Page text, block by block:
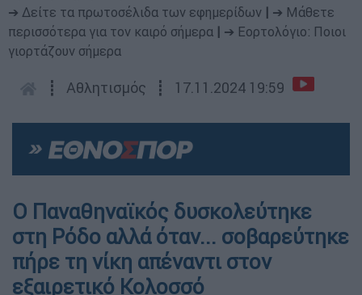
➔ Δείτε τα πρωτοσέλιδα των εφημερίδων
➔ Μάθετε
περισσότερα για τον καιρό σήμερα
➔ Εορτολόγιο: Ποιοι
γιορτάζουν σήμερα
┋ Αθλητισμός ┋ 17.11.2024 19:59
Ο Παναθηναϊκός δυσκολεύτηκε
στη Ρόδο αλλά όταν... σοβαρεύτηκε
πήρε τη νίκη απέναντι στον
εξαιρετικό Κολοσσό